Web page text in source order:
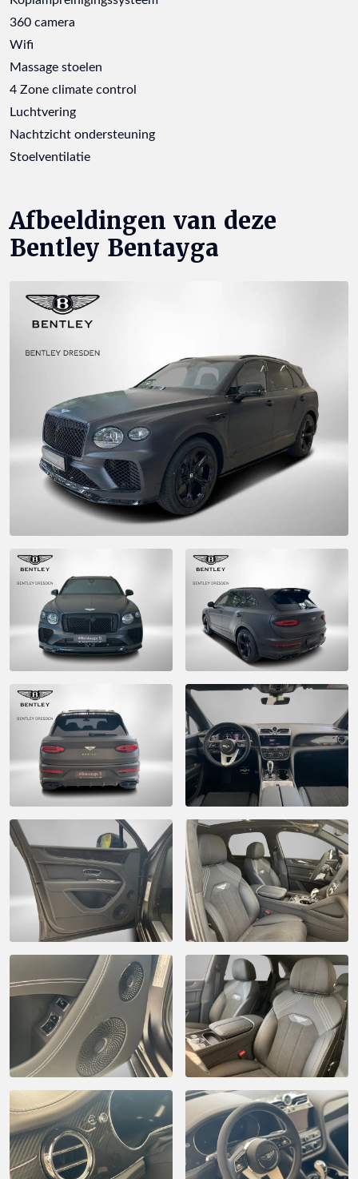
360 camera
Wifi
Massage stoelen
4 Zone climate control
Luchtvering
Nachtzicht ondersteuning
Stoelventilatie
Afbeeldingen van deze
Bentley Bentayga